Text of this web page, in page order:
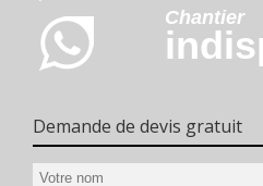
Chantier
Demande de devis gratuit